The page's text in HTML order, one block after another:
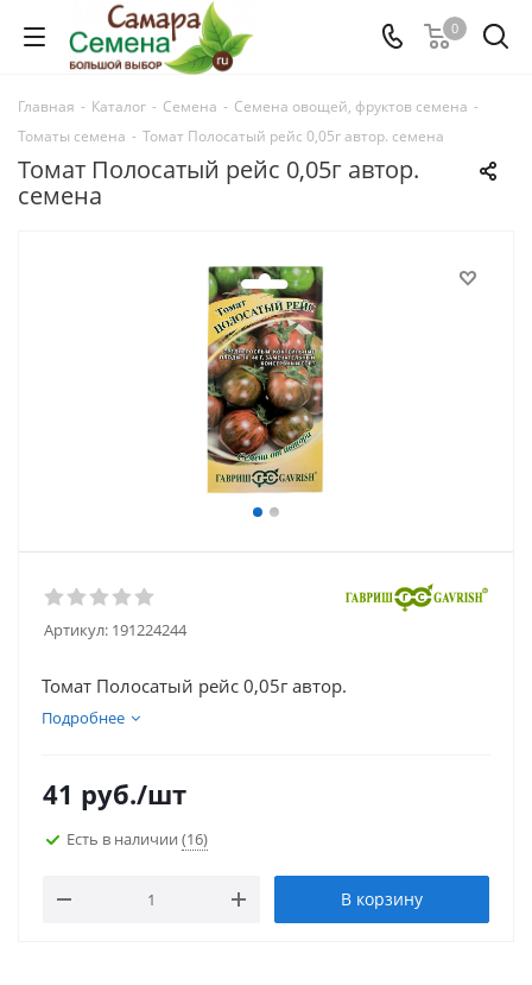
0
Главная - Каталог - Семена - Семена овощей, фруктов семена -
Томаты семена - Томат Полосатый рейс 0,05г автор. семена
Томат Полосатый рейс 0,05г автор.
семена
Артикул: 191224244
Томат Полосатый рейс 0,05г автор.
Подробнее
41 руб./шт
Есть в наличии (16)
В корзину